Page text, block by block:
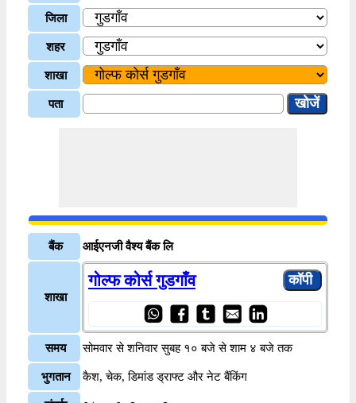
जिला
शहर
शाखा
पता
बैंक आईएनजी वैश्य बैंक लि
शाखा
गोल्फ कोर्स गुडगाँव
समय सोमवार से शनिवार सुबह १० बजे से शाम ४ बजे तक
भुगतान कैश, चेक, डिमांड ड्राफ्ट और नेट बैंकिंग